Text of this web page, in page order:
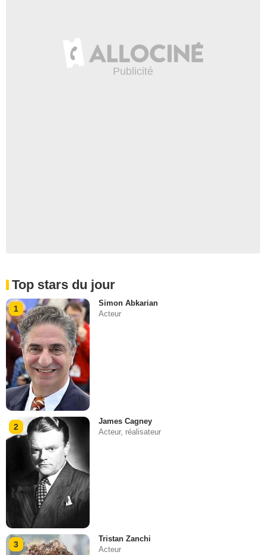
Top stars du jour
1
Simon Abkarian
Acteur
2
James Cagney
Acteur, réalisateur
3
Tristan Zanchi
Acteur